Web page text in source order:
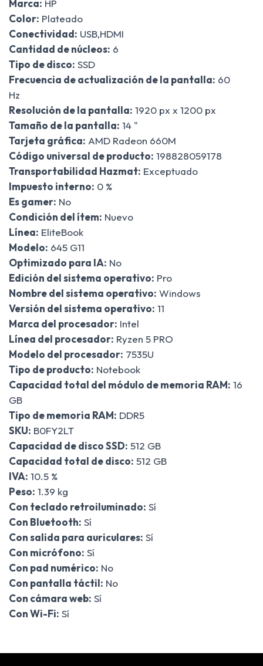
Marca: HP
Color: Plateado
Conectividad: USB,HDMI
Cantidad de núcleos: 6
Tipo de disco: SSD
Frecuencia de actualización de la pantalla: 60
Hz
Resolución de la pantalla: 1920 px x 1200 px
Tamaño de la pantalla: 14 "
Tarjeta gráfica: AMD Radeon 660M
Código universal de producto: 198828059178
Transportabilidad Hazmat: Exceptuado
Impuesto interno: 0 %
Es gamer: No
Condición del ítem: Nuevo
Línea: EliteBook
Modelo: 645 G11
Optimizado para IA: No
Edición del sistema operativo: Pro
Nombre del sistema operativo: Windows
Versión del sistema operativo: 11
Marca del procesador: Intel
Línea del procesador: Ryzen 5 PRO
Modelo del procesador: 7535U
Tipo de producto: Notebook
Capacidad total del módulo de memoria RAM: 16
GB
Tipo de memoria RAM: DDR5
SKU: B0FY2LT
Capacidad de disco SSD: 512 GB
Capacidad total de disco: 512 GB
IVA: 10.5 %
Peso: 1.39 kg
Con teclado retroiluminado: Sí
Con Bluetooth: Sí
Con salida para auriculares: Sí
Con micrófono: Sí
Con pad numérico: No
Con pantalla táctil: No
Con cámara web: Sí
Con Wi-Fi: Sí